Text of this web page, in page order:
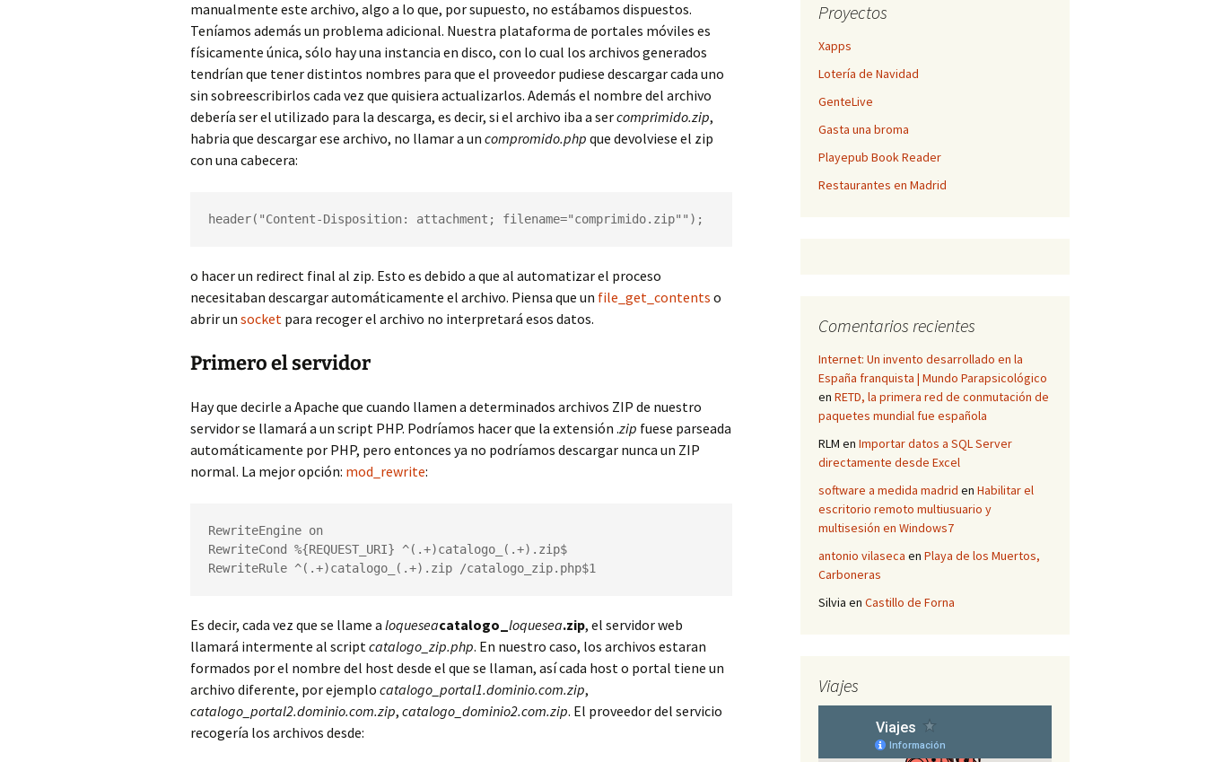
manualmente este archivo, algo a lo que, por supuesto, no estábamos dispuestos.
Teníamos además un problema adicional. Nuestra plataforma de portales móviles es
físicamente única, sólo hay una instancia en disco, con lo cual los archivos generados
tendrían que tener distintos nombres para que el proveedor pudiese descargar cada uno
sin sobreescribirlos cada vez que quisiera actualizarlos. Además el nombre del archivo
debería ser el utilizado para la descarga, es decir, si el archivo iba a sercomprimido.zip,
habria que descargar ese archivo, no llamar a un compromido.php que devolviese el zip
con una cabecera:
header("Content-Disposition: attachment; filename="comprimido.zip"");
o hacer un redirect final al zip. Esto es debido a que al automatizar el proceso
necesitaban descargar automáticamente el archivo. Piensa que un file_get_contents o
abrir un socket para recoger el archivo no interpretará esos datos.
Primero el servidor
Hay que decirle a Apache que cuando llamen a determinados archivos ZIP de nuestro
servidor se llamará a un script PHP. Podríamos hacer que la extensión .zip fuese parseada
automáticamente por PHP, pero entonces ya no podríamos descargar nunca un ZIP
normal. La mejor opción: mod_rewrite:
RewriteEngine on
RewriteCond %{REQUEST_URI} ^(.+)catalogo_(.+).zip$
RewriteRule ^(.+)catalogo_(.+).zip /catalogo_zip.php$1
Es decir, cada vez que se llame a loqueseacatalogo_ loquesea.zip, el servidor web
llamará intermente al scriptcatalogo_zip.php. En nuestro caso, los archivos estaran
formados por el nombre del host desde el que se llaman, así cada host o portal tiene un
archivo diferente, por ejemplo catalogo_portal1.dominio.com.zip,
catalogo_portal2.dominio.com.zip, catalogo_dominio2.com.zip. El proveedor del servicio
recogería los archivos desde:
Proyectos
Xapps
Lotería de Navidad
GenteLive
Gasta una broma
Playepub Book Reader
Restaurantes en Madrid
Comentarios recientes
Internet: Un invento desarrollado en la
España franquista | Mundo Parapsicológico
en RETD, la primera red de conmutación de
paquetes mundial fue española
RLM en Importar datos a SQL Server
directamente desde Excel
software a medida madrid en Habilitar el
escritorio remoto multiusuario y
multisesión en Windows7
antonio vilaseca en Playa de los Muertos,
Carboneras
Silvia en Castillo de Forna
Viajes